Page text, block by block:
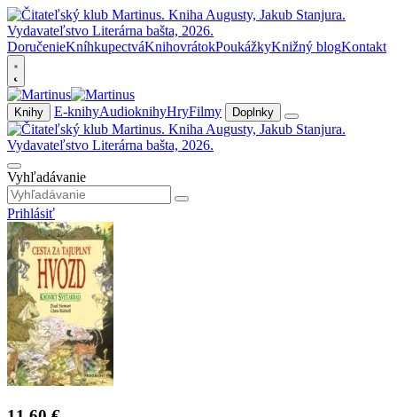
DoručenieKníhkupectváKnihovrátokPoukážkyKnižný blogKontakt
Knihy E-knihyAudioknihyHryFilmy Doplnky
Vyhľadávanie
Prihlásiť